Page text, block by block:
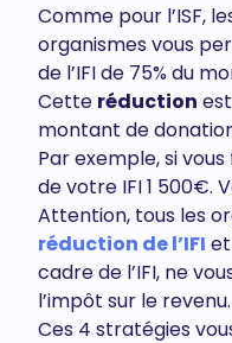
Comme pour l’ISF,
organismes vous
de l’IFI de 75% du
Cette réduction
montant de
Par exemple, si
de votre IFI 1 500€.
Attention, tous les
réduction de l’IFI
cadre de l’IFI, ne
l’impôt sur le revenu.
Ces 4 stratégies